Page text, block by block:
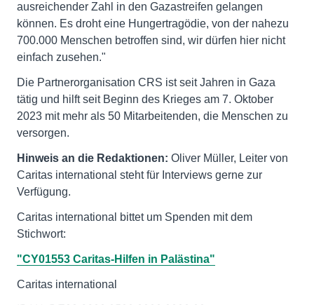
ausreichender Zahl in den Gazastreifen gelangen
können. Es droht eine Hungertragödie, von der nahezu
700.000 Menschen betroffen sind, wir dürfen hier nicht
einfach zusehen."
Die Partnerorganisation CRS ist seit Jahren in Gaza
tätig und hilft seit Beginn des Krieges am 7. Oktober
2023 mit mehr als 50 Mitarbeitenden, die Menschen zu
versorgen.
Hinweis an die Redaktionen: Oliver Müller, Leiter von
Caritas international steht für Interviews gerne zur
Verfügung.
Caritas international bittet um Spenden mit dem
Stichwort:
"CY01553 Caritas-Hilfen in Palästina"
Caritas international